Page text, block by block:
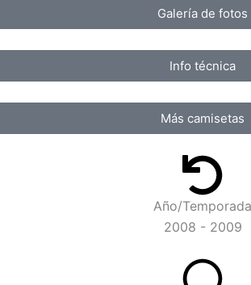
Galería de fotos
Info técnica
Más camisetas
Año/Temporada
2008 - 2009